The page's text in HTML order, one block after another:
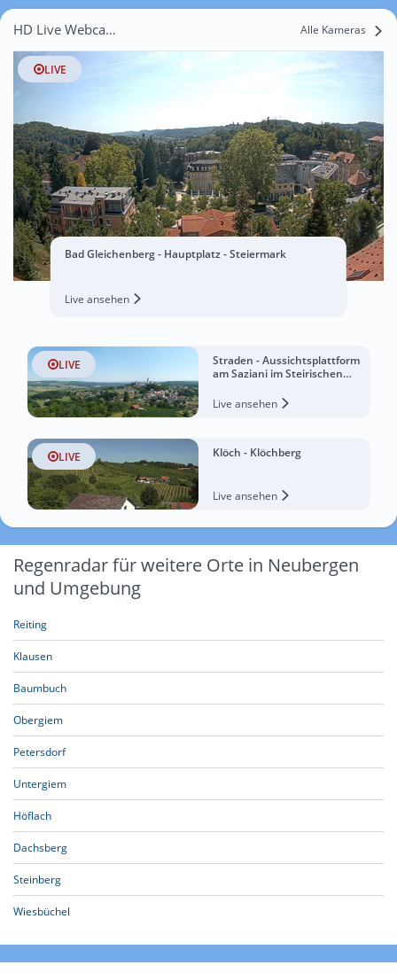
HD Live Webcams Neubergen Alle Kameras
LIVE
Bad Gleichenberg - Hauptplatz - Steiermark
Live ansehen
LIVE
Straden - Aussichtsplattform
am Saziani im Steirischen
Live ansehen
LIVE Klöch - Klöchberg
Live ansehen
Regenradar für weitere Orte in Neubergen
und Umgebung
Reiting
Klausen
Baumbuch
Obergiem
Petersdorf
Untergiem
Höflach
Dachsberg
Steinberg
Wiesbüchel